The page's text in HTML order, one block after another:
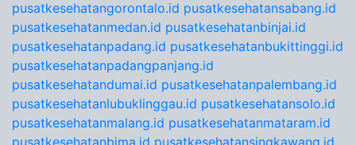
pusatkesehatangorontalo.id pusatkesehatansabang.id
pusatkesehatanmedan.id pusatkesehatanbinjai.id
pusatkesehatanpadang.id pusatkesehatanbukittinggi.id
pusatkesehatanpadangpanjang.id
pusatkesehatandumai.id pusatkesehatanpalembang.id
pusatkesehatanlubuklinggau.id pusatkesehatansolo.id
pusatkesehatanmalang.id pusatkesehatanmataram.id
pusatkesehatanbima.id pusatkesehatansingkawang.id